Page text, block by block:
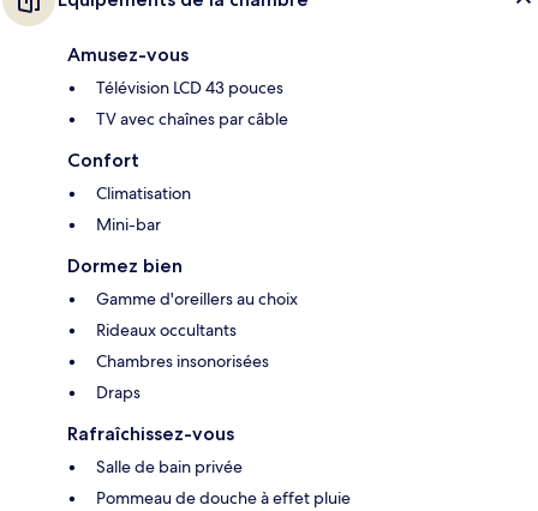
Amusez-vous
Télévision LCD 43 pouces
TV avec chaînes par câble
Confort
Climatisation
Mini-bar
Dormez bien
Gamme d'oreillers au choix
Rideaux occultants
Chambres insonorisées
Draps
Rafraîchissez-vous
Salle de bain privée
Pommeau de douche à effet pluie